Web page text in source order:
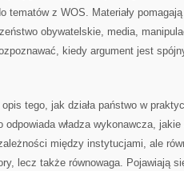
tematów z WOS. Materiały
obywatelskie, media,
kiedy argument jest
tego, jak działa państwo w
odpowiada władza wykonawcza,
między instytucjami, ale
lecz także równowaga. Pojawiają